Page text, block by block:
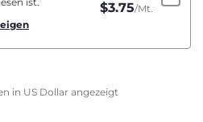
$3.75/Mt.
in US Dollar angezeigt